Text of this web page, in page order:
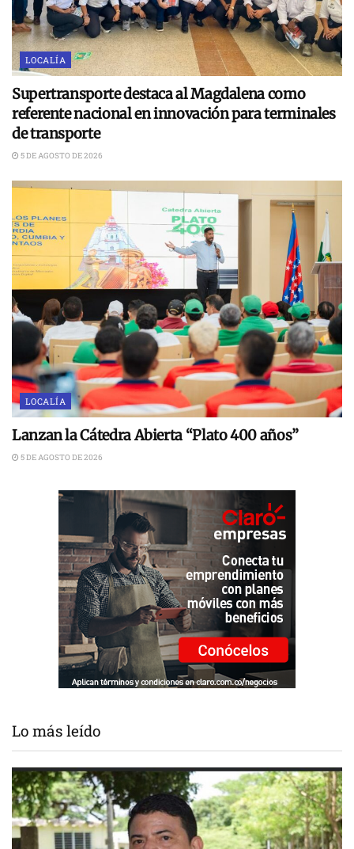
LOCALÍA
Supertransporte destaca al Magdalena como
referente nacional en innovación para terminales
de transporte
5 DE AGOSTO DE 2026
LOCALÍA
Lanzan la Cátedra Abierta “Plato 400 años”
5 DE AGOSTO DE 2026
Lo más leído